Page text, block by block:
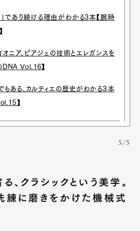
」であり続ける理由がわかる3本【腕時
オニア、ピアジェの技術とエレガンスを
DNA Vol.16】
もある、カルティエの歴史がわかる３本
】
5/5
、クラシックという美学。
練に磨きをかけた機械式